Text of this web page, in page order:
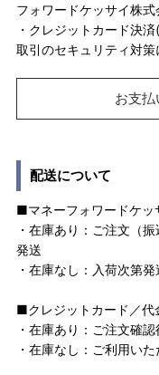
フォワードケッサイ株式
・クレジットカード決
取引のセキュリティ対
お支
配送について
■マネーフォワードケッ
・在庫あり：ご注文（
発送
・在庫なし：入荷次第発
■クレジットカード／代
・在庫あり：ご注文確
・在庫なし：ご利用い